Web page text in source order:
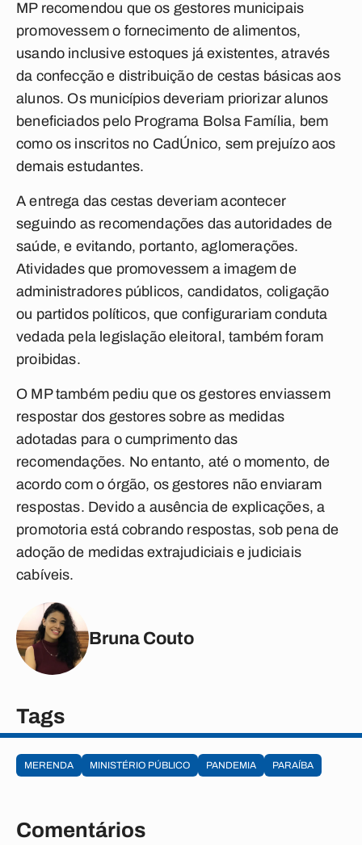
MP recomendou que os gestores municipais
promovessem o fornecimento de alimentos,
usando inclusive estoques já existentes, através
da confecção e distribuição de cestas básicas aos
alunos. Os municípios deveriam priorizar alunos
beneficiados pelo Programa Bolsa Família, bem
como os inscritos no CadÚnico, sem prejuízo aos
demais estudantes.
A entrega das cestas deveriam acontecer
seguindo as recomendações das autoridades de
saúde, e evitando, portanto, aglomerações.
Atividades que promovessem a imagem de
administradores públicos, candidatos, coligação
ou partidos políticos, que configurariam conduta
vedada pela legislação eleitoral, também foram
proibidas.
O MP também pediu que os gestores enviassem
respostar dos gestores sobre as medidas
adotadas para o cumprimento das
recomendações. No entanto, até o momento, de
acordo com o órgão, os gestores não enviaram
respostas. Devido a ausência de explicações, a
promotoria está cobrando respostas, sob pena de
adoção de medidas extrajudiciais e judiciais
cabíveis.
Bruna Couto
Tags
MERENDA MINISTÉRIO PÚBLICO PANDEMIA PARAÍBA
Comentários